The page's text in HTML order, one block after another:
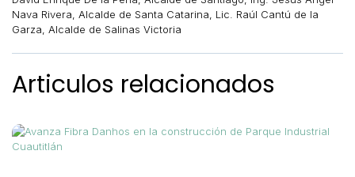
Nava Rivera, Alcalde de Santa Catarina, Lic. Raúl Cantú de la
Garza, Alcalde de Salinas Victoria
Articulos relacionados